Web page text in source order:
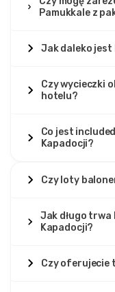
Pamukkale z
Jak daleko jest
Czy wycieczki
hotelu?
Co jest
Kapadocji?
Czy loty
Jak długo
Kapadocji?
Czy oferujecie